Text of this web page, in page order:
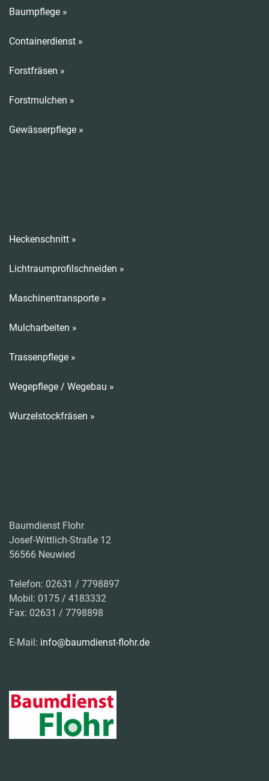
Baumpflege »
Containerdienst »
Forstfräsen »
Forstmulchen »
Gewässerpflege »
Heckenschnitt »
Lichtraumprofilschneiden »
Maschinentransporte »
Mulcharbeiten »
Trassenpflege »
Wegepflege / Wegebau »
Wurzelstockfräsen »
Baumdienst Flohr
Josef-Wittlich-Straße 12
56566 Neuwied
Telefon: 02631 / 7798897
Mobil: 0175 / 4183332
Fax: 02631 / 7798898
E-Mail: info@baumdienst-flohr.de